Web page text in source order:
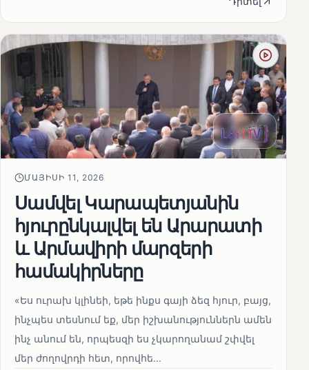
ՄԱՅԻՍԻ 11, 2026
Սամվել Կարապետյանին
հյուրընկալվել են Արարատի
և Արմավիրի մարզերի
համակիրները
«Ես ուրախ կլինեի, եթե ինքս գայի ձեզ հյուր, բայց,
ինչպես տեսնում եք, մեր իշխանություններն ամեն
ինչ անում են, որպեսզի ես չկարողանամ շփվել
մեր ժողովրդի հետ, որովհե...